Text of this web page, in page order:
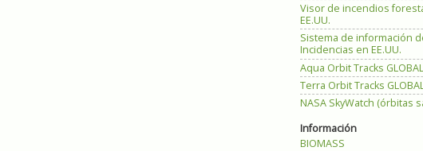
Visor de incendios
EE.UU.
Sistema de información
Incidencias en EE.UU.
Aqua Orbit Tracks GLOBAL
Terra Orbit Tracks
NASA SkyWatch (órbitas
Información
BIOMASS